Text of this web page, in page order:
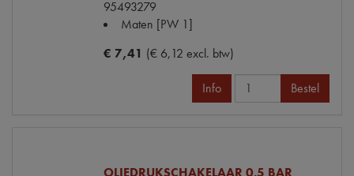
95493279
Maten [PW 1]
€ 7,41 (€ 6,12 excl. btw)
Info Bestel
OLIEDRUKSCHAKELAAR 0.5 BAR